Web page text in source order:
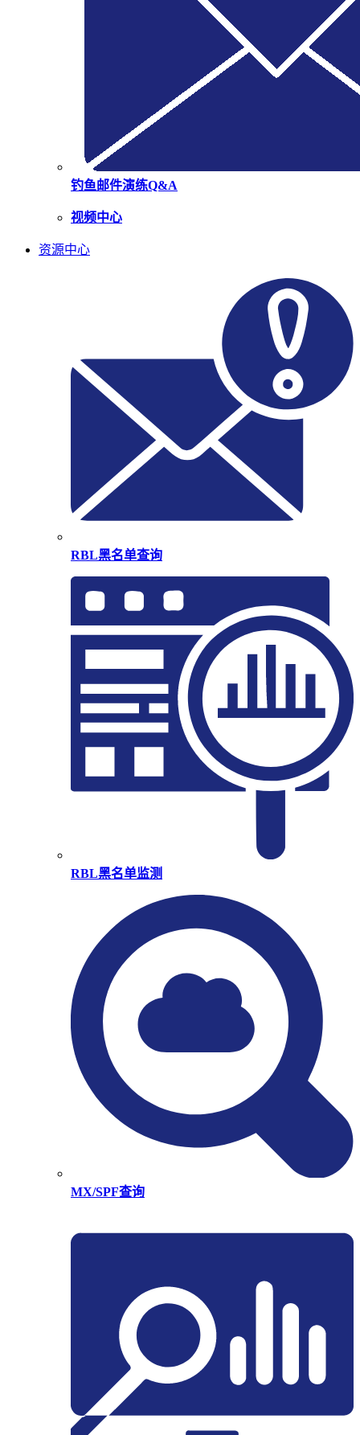
钓鱼邮件演练Q&A
视频中心
资源中心
RBL黑名单查询
RBL黑名单监测
MX/SPF查询